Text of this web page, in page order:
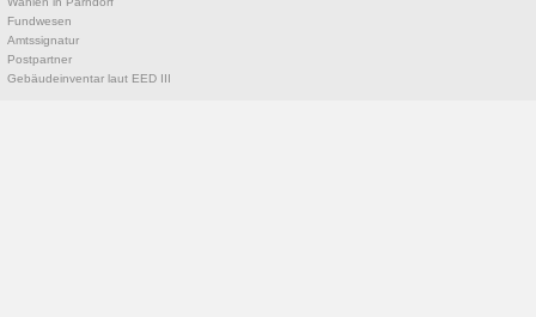
Fundwesen
Amtssignatur
Postpartner
Gebäudeinventar laut EED III